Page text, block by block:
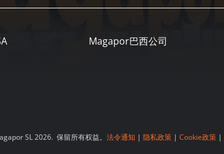
Magapor巴西公司
SL 2026. 保留所有权益。 法令通知 | 隐私政策 | Cookie政策 |